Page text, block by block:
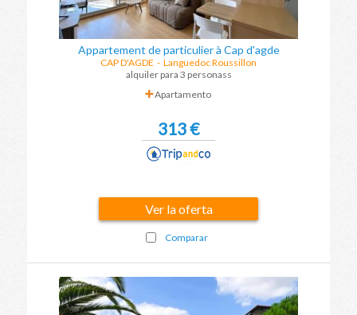
Appartement de particulier à Cap d'agde
CAP D'AGDE - Languedoc Roussillon
alquiler para 3 personass
Apartamento
313 €
Ver la oferta
Comparar